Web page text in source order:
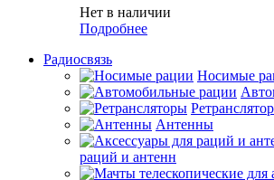
Нет в наличии
Подробнее
Радиосвязь
Носимые
Антенны
раций и антенн